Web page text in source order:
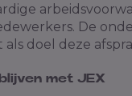
De
als doel deze
met JEX